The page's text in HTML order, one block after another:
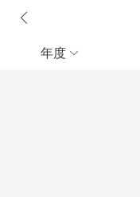
年度 